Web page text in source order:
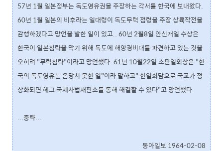
57년 1월 일본정부는 독도영유권을 주장하는 각서를 한국에 보내왔다.
60년 1월 일본의 비후라는 일대령이 독도무력 점령을 주장 상륙작전을
감행하겠다고 망언을 발한 일이 있고.. 60년 2월8일 안신개일 수상은
한국이 일본침략을 막기 위해 독도에 해양경비대를 파견하고 있는 것을
오히려 "무력침략"이라고 망언했다. 61년 10월22일 소판일외상은 "한
국의 독도영유는 온당치 못한 일"이라 말하고" 한일회담으로 국교가 정
상화되면 헤그 국제사법재판소를 통해 해결할 수 있다"고 망언했다.
...중략...
동아일보 1964-02-08